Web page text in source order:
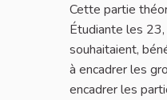
Cette partie
Étudiante les
souhaitaient,
à encadrer les
encadrer les